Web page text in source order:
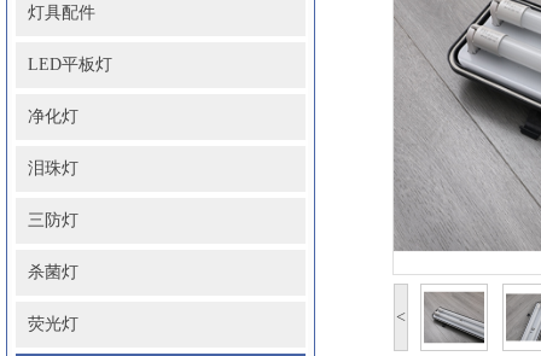
灯具配件
LED平板灯
净化灯
泪珠灯
三防灯
杀菌灯
荧光灯 <